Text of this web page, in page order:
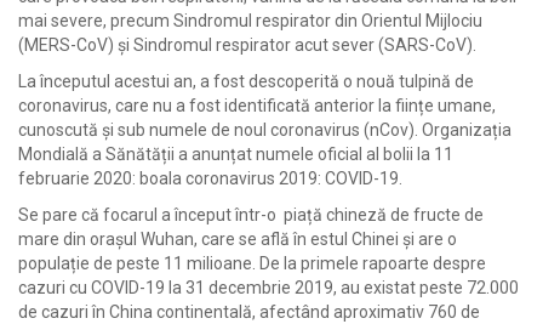
mai severe, precum Sindromul respirator din Orientul Mijlociu
(MERS-CoV) și Sindromul respirator acut sever (SARS-CoV).
La începutul acestui an, a fost descoperită o nouă tulpină de
coronavirus, care nu a fost identificată anterior la ființe umane,
cunoscută și sub numele de noul coronavirus (nCov). Organizația
Mondială a Sănătății a anunțat numele oficial al bolii la 11
februarie 2020: boala coronavirus 2019: COVID-19.
Se pare că focarul a început într-o piață chineză de fructe de
mare din orașul Wuhan, care se află în estul Chinei și are o
populație de peste 11 milioane. De la primele rapoarte despre
cazuri cu COVID-19 la 31 decembrie 2019, au existat peste 72.000
de cazuri în China continentală, afectând aproximativ 760 de